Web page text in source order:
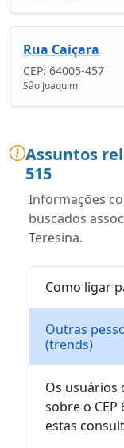
Rua Caiçara
CEP: 64005-457
São Joaquim
Assuntos
515
Informações
buscados
Teresina.
Como ligar
Outras
(trends)
Os usuários
sobre o
estas